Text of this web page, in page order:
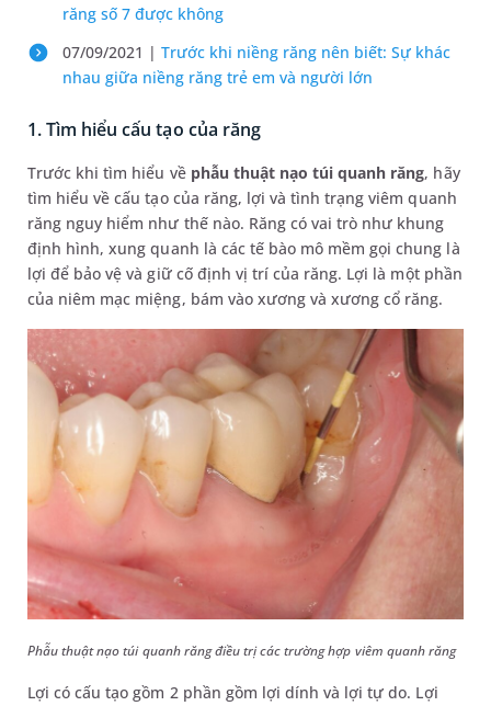
răng số 7 được không
07/09/2021 | Trước khi niềng răng nên biết: Sự khác
nhau giữa niềng răng trẻ em và người lớn
1. Tìm hiểu cấu tạo của răng
Trước khi tìm hiểu về phẫu thuật nạo túi quanh răng, hãy
tìm hiểu về cấu tạo của răng, lợi và tình trạng viêm quanh
răng nguy hiểm như thế nào. Răng có vai trò như khung
định hình, xung quanh là các tế bào mô mềm gọi chung là
lợi để bảo vệ và giữ cố định vị trí của răng. Lợi là một phần
của niêm mạc miệng, bám vào xương và xương cổ răng.
Phẫu thuật nạo túi quanh răng điều trị các trường hợp viêm quanh răng
Lợi có cấu tạo gồm 2 phần gồm lợi dính và lợi tự do. Lợi